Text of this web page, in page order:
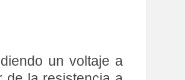
un voltaje a